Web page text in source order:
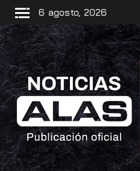
6 agosto, 2026